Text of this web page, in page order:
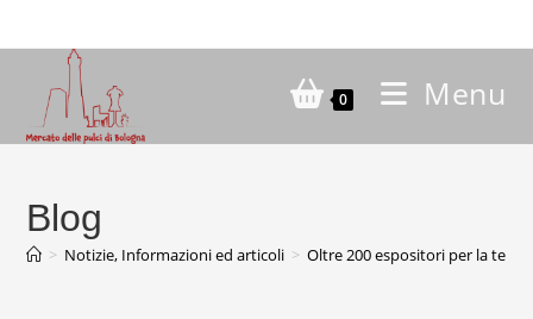
0 Menu
Blog
> Notizie, Informazioni ed articoli > Oltre 200 espositori per la